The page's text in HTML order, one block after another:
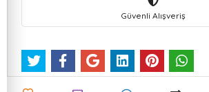
Güvenli Alışveriş